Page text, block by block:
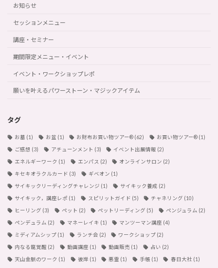
お知らせ
セッションメニュー
講座・セミナー
期間限定メニュー・イベント
イベント・ワークショップレポ
願いを叶えるパワーストーン・マジックアイテム
タグ
お墓 (1) お盆 (1) お財布お買い物ツアー®︎ (62) お買い物ツアー®︎(1)
ご感想 (3) アチューンメント (3) イベント出展情報 (2)
エネルギーワーク (1) エンパス (2) オンラインサロン (2)
キセキオラクルカード (3) ギベオン (1)
サイキックリーディングチャレンジ (1) サイキック養成 (2)
サイキック，講座レポ (1) スピリットガイド (5) チャネリング (10)
ヒーリング (3) ペット (2) ペットリーディング (5) ペンジュラム (2)
ペンデュラム (2) マネーレイキ (1) マンツーマン講座 (4)
ミディアムシップ (1) ランチ会 (2) ワークショップ (2)
内なる龍覚醒 (2) 動画講座 (1) 動画販売 (1) 占い (2)
天山金脈のワーク (1) 彼岸 (1) 悪霊 (1) 手帳 (1) 春日大社 (1)